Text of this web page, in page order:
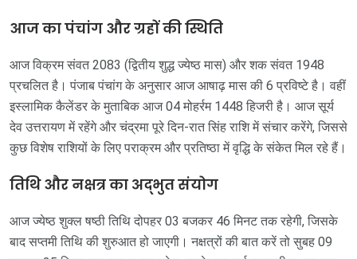
आज का पंचांग और ग्रहों की स्थिति
आज विक्रम संवत 2083 (द्वितीय शुद्ध ज्येष्ठ मास) और शक संवत 1948
प्रचलित है। पंजाब पंचांग के अनुसार आज आषाढ़ मास की 6 प्रविष्टे है। वहीं
इस्लामिक कैलेंडर के मुताबिक आज 04 मोहर्रम 1448 हिजरी है। आज सूर्य
देव उत्तरायण में रहेंगे और चंद्रमा पूरे दिन-रात सिंह राशि में संचार करेंगे, जिससे
कुछ विशेष राशियों के लिए पराक्रम और प्रतिष्ठा में वृद्धि के संकेत मिल रहे हैं।
तिथि और नक्षत्र का अद्भुत संयोग
आज ज्येष्ठ शुक्ल षष्ठी तिथि दोपहर 03 बजकर 46 मिनट तक रहेगी, जिसके
बाद सप्तमी तिथि की शुरुआत हो जाएगी। नक्षत्रों की बात करें तो सुबह 09